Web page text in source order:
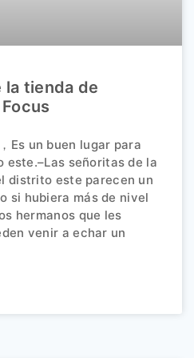
la tienda de
Es un buen lugar para
señoritas de la
distrito este parecen un
si hubiera más de nivel
hermanos que les
venir a echar un